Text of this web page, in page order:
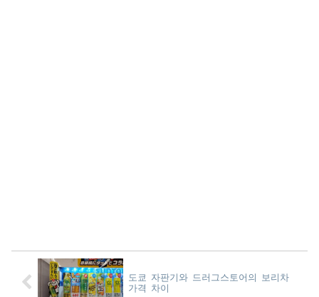
도쿄 자판기와 드러그스토어의 보리차
가격 차이